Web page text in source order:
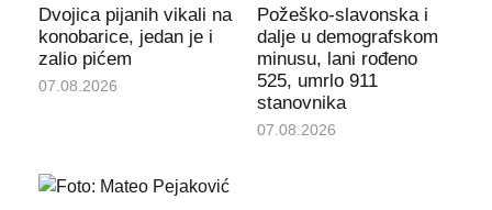
Dvojica pijanih vikali na
konobarice, jedan je i
zalio pićem
07.08.2026
Požeško-slavonska i
dalje u demografskom
minusu, lani rođeno
525, umrlo 911
stanovnika
07.08.2026